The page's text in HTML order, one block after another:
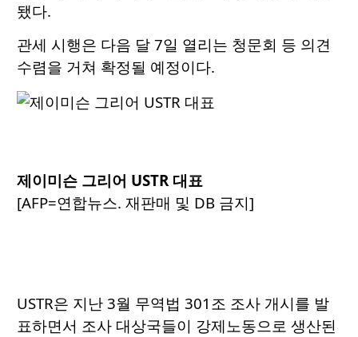
됐다.
관세 시행은 다음 달 7일 열리는 청문회 등 의견
수렴을 거쳐 확정될 예정이다.
제이미슨 그리어 USTR 대표
[AFP=연합뉴스. 재판매 및 DB 금지]
USTR은 지난 3월 무역법 301조 조사 개시를 발
표하면서 조사 대상국들이 강제노동으로 생산된